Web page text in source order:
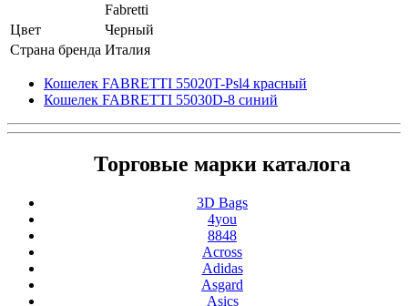
Fabretti
Цвет
Черный
Страна бренда Италия
Кошелек FABRETTI 55020T-Psl4 красный
Кошелек FABRETTI 55030D-8 синий
Торговые марки каталога
3D Bags
4you
8848
Across
Adidas
Asgard
Asics